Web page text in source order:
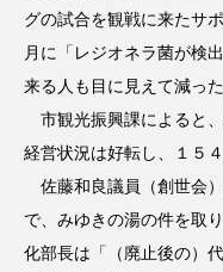
グの試合を観戦に来たサ
月に「レジオネラ菌が検
来る人も目に見えて減った
市観光振興課によると
経営状況は好転し、１５
佐藤和良議員（創世会
で、みゆきの湯の件を取
化部長は「（廃止後の）